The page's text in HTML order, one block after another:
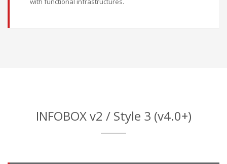
INFOBOX v2 / Style 3 (v4.0+)